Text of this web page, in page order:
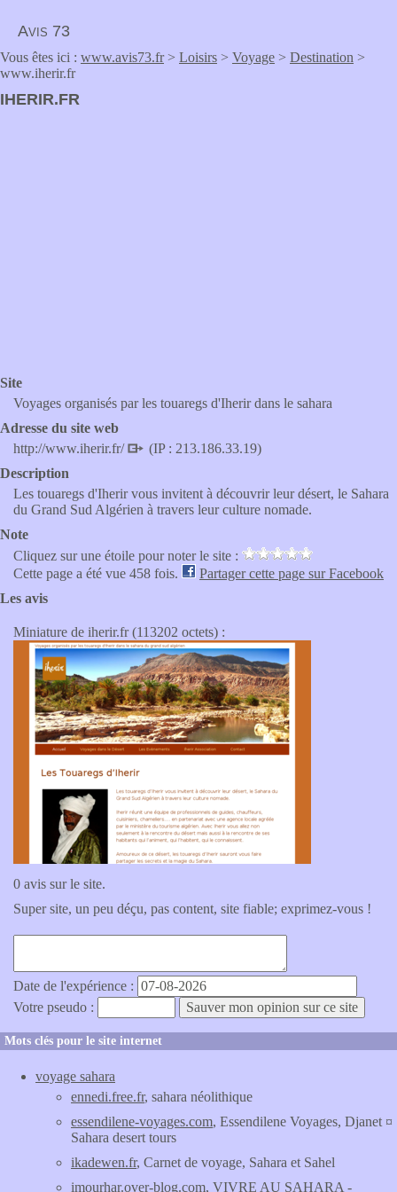
Avis 73
Vous êtes ici : www.avis73.fr> Loisirs > Voyage > Destination >
www.iherir.fr
IHERIR.FR
Site
Voyages organisés par les touaregs d'Iherir dans le sahara
Adresse du site web
http://www.iherir.fr/
(IP : 213.186.33.19)
Description
Les touaregs d'Iherir vous invitent à découvrir leur désert, le Sahara
du Grand Sud Algérien à travers leur culture nomade.
Note
Cliquez sur une étoile pour noter le site :
Cette page a été vue 458 fois.
Partager cette page sur Facebook
Les avis
Miniature de iherir.fr (113202 octets) :
0 avis sur le site.
Super site, un peu déçu, pas content, site fiable; exprimez-vous !
Date de l'expérience :
Votre pseudo :
Mots clés pour le site internet
voyage sahara
ennedi.free.fr, sahara néolithique
essendilene-voyages.com, Essendilene Voyages, Djanet ¤
Sahara desert tours
ikadewen.fr, Carnet de voyage, Sahara et Sahel
imourhar.over-blog.com, VIVRE AU SAHARA -